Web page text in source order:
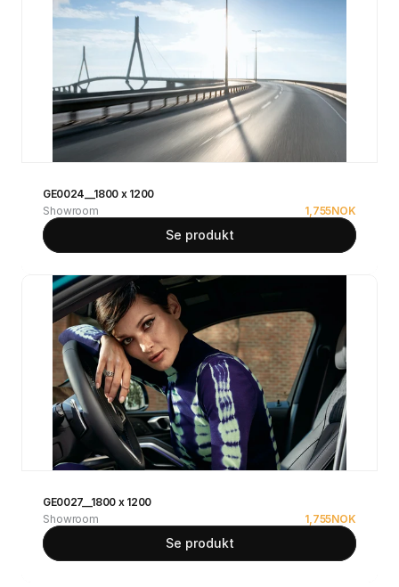
GE0024__1800 x 1200
Showroom
1,755NOK
Se produkt
GE0027__1800 x 1200
Showroom
1,755NOK
Se produkt